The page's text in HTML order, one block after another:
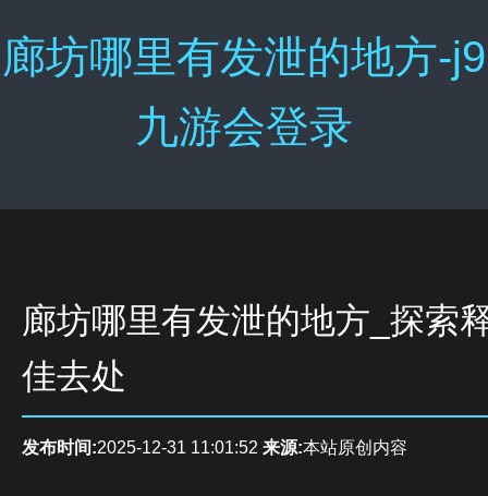
廊坊哪里有发泄的地方-j9
九游会登录
廊坊哪里有发泄的地方_探索
佳去处
发布时间:2025-12-31 11:01:52 来源:本站原创内容